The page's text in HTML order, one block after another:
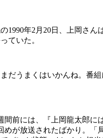
1990年2月20日、上岡さん
ていた。
まだうまくはいかんね。番
前には、『上岡龍太郎に
めが放送されたばかり。「